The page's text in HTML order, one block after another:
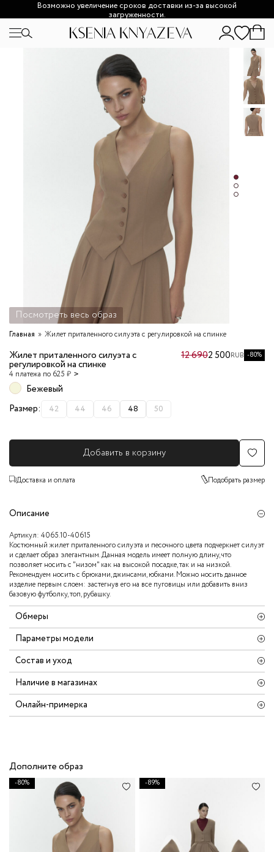
Возможно увеличение сроков доставки из-за высокой
загруженности.
Посмотреть весь образ
Главная Жилет приталенного силуэта с регулировкой на спинке
Жилет приталенного силуэта с
регулировкой на спинке
4 платежа по 625 ₽
12 6902 500RUB -80%
Бежевый
Размер:
42 44 46 48 50
Добавить в корзину
Доставка и оплата Подобрать размер
Описание
Артикул: 4065.10-40615
Костюмный жилет приталенного силуэта и песочного цвета подчеркнет силуэт
и сделает образ элегантным. Данная модель имеет полную длину, что
позволяет носить с "низом" как на высокой посадке, так и на низкой.
Рекомендуем носить с брюками, джинсами, юбками. Можно носить данное
изделие первым слоем: застегнув его на все пуговицы или добавить вниз
базовую футболку, топ, рубашку.
Обмеры
Параметры модели
Состав и уход
Наличие в магазинах
Онлайн-примерка
Дополните образ
-80% -89%